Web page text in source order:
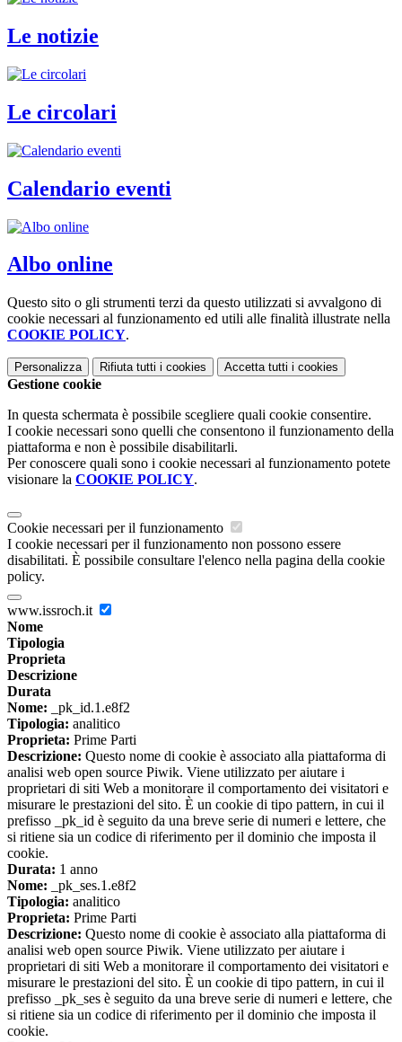
Le notizie
Le circolari
Calendario eventi
Albo online
Questo sito o gli strumenti terzi da questo utilizzati si avvalgono di
cookie necessari al funzionamento ed utili alle finalità illustrate nella
COOKIE POLICY.
Personalizza Rifiuta tutti i cookies Accetta tutti i cookies
Gestione cookie
In questa schermata è possibile scegliere quali cookie consentire.
I cookie necessari sono quelli che consentono il funzionamento della
piattaforma e non è possibile disabilitarli.
Per conoscere quali sono i cookie necessari al funzionamento potete
visionare la COOKIE POLICY.
Cookie necessari per il funzionamento
I cookie necessari per il funzionamento non possono essere
disabilitati. È possibile consultare l'elenco nella pagina della cookie
policy.
www.issroch.it
Nome
Tipologia
Proprieta
Descrizione
Durata
Nome: _pk_id.1.e8f2
Tipologia: analitico
Proprieta: Prime Parti
Descrizione: Questo nome di cookie è associato alla piattaforma di
analisi web open source Piwik. Viene utilizzato per aiutare i
proprietari di siti Web a monitorare il comportamento dei visitatori e
misurare le prestazioni del sito. È un cookie di tipo pattern, in cui il
prefisso _pk_id è seguito da una breve serie di numeri e lettere, che
si ritiene sia un codice di riferimento per il dominio che imposta il
cookie.
Durata: 1 anno
Nome: _pk_ses.1.e8f2
Tipologia: analitico
Proprieta: Prime Parti
Descrizione: Questo nome di cookie è associato alla piattaforma di
analisi web open source Piwik. Viene utilizzato per aiutare i
proprietari di siti Web a monitorare il comportamento dei visitatori e
misurare le prestazioni del sito. È un cookie di tipo pattern, in cui il
prefisso _pk_ses è seguito da una breve serie di numeri e lettere, che
si ritiene sia un codice di riferimento per il dominio che imposta il
cookie.